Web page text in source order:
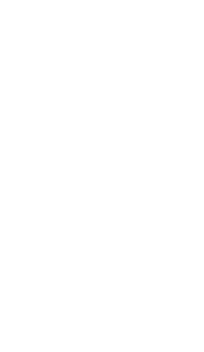
en julio de 2025